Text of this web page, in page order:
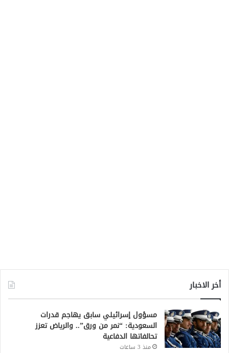
أخر الاخبار
مسؤول إسرائيلي سابق يهاجم قدرات
السعودية: “نمر من ورق”.. والرياض تعزز
تحالفاتها الدفاعية
منذ 3 ساعات